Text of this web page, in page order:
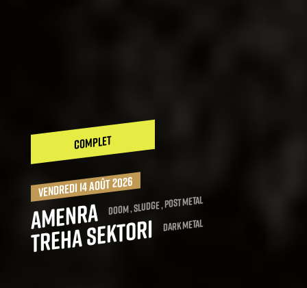
COMPLET
vendredi 14 août 2026
Amenra Doom , Sludge , Post Metal
Treha Sektori Dark Metal